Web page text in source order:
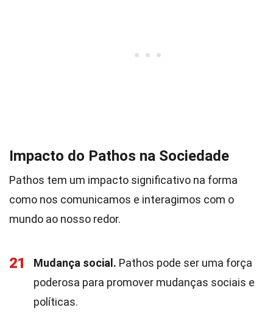
Impacto do Pathos na Sociedade
Pathos tem um impacto significativo na forma
como nos comunicamos e interagimos com o
mundo ao nosso redor.
21 Mudança social. Pathos pode ser uma força
poderosa para promover mudanças sociais e
políticas.